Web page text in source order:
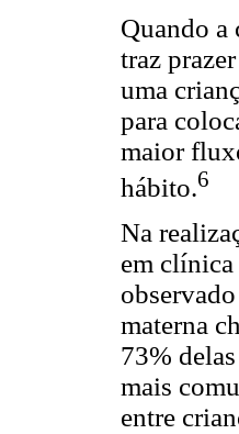
Quando a
traz
uma
para
maior
hábito.6
Na
em
materna
73%
mais
entre